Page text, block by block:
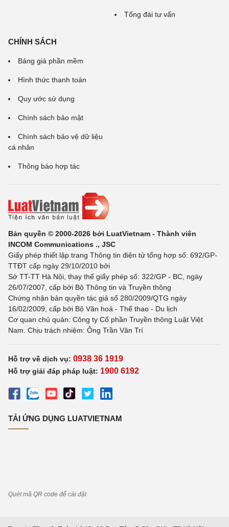
Tổng đài tư vấn
CHÍNH SÁCH
Bảng giá phần mềm
Hình thức thanh toán
Quy ước sử dụng
Chính sách bảo mật
Chính sách bảo vệ dữ liệu
cá nhân
Thông báo hợp tác
Bản quyền © 2000-2026 bởi LuatVietnam - Thành viên
INCOM Communications ., JSC
Giấy phép thiết lập trang Thông tin điện tử tổng hợp số: 692/GP-
TTĐT cấp ngày 29/10/2010 bởi
Sở TT-TT Hà Nội, thay thế giấy phép số: 322/GP - BC, ngày
26/07/2007, cấp bởi Bộ Thông tin và Truyền thông
Chứng nhận bản quyền tác giả số 280/2009/QTG ngày
16/02/2009, cấp bởi Bộ Văn hoá - Thể thao - Du lịch
Cơ quan chủ quản: Công ty Cổ phần Truyền thông Luật Việt
Nam. Chịu trách nhiệm: Ông Trần Văn Trí
Hỗ trợ về dịch vụ: 0938 36 1919
Hỗ trợ giải đáp pháp luật: 1900 6192
TẢI ỨNG DỤNG LUATVIETNAM
Quét mã QR code để cài đặt